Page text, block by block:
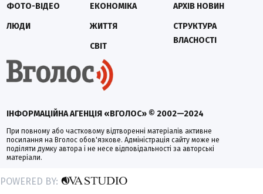
ІНФОРМАЦІЙНА АГЕНЦІЯ «ВГОЛОС» © 2002—2024
При повному або частковому відтворенні матеріалів активне
посилання на Вголос обов'язкове. Адміністрація сайту може не
поділяти думку автора і не несе відповідальності за авторські
матеріали.
ФОТО-ВІДЕО
ЛЮДИ
ЕКОНОМІКА
ЖИТТЯ
СВІТ
АРХІВ НОВИН
СТРУКТУРА
ВЛАСНОСТІ
POWERED BY: